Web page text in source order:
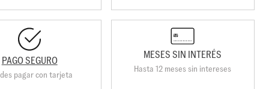
PAGO SEGURO
pagar con tarjeta
MESES SIN INTERÉS
Hasta 12 meses sin intereses